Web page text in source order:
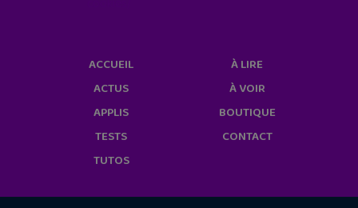
ACCUEIL
ACTUS
APPLIS
TESTS
TUTOS
À LIRE
À VOIR
BOUTIQUE
CONTACT